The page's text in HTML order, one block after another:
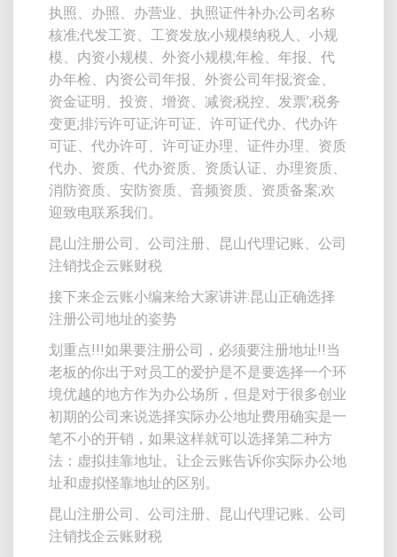
执照、办照、办营业、执照证件补办;公司名称
核准;代发工资、工资发放;小规模纳税人、小规
模、内资小规模、外资小规模;年检、年报、代
办年检、内资公司年报、外资公司年报;资金、
资金证明、投资、增资、减资;税控、发票’;税务
变更;排污许可证;许可证、许可证代办、代办许
可证、代办许可、许可证办理、证件办理、资质
代办、资质、代办资质、资质认证、办理资质、
消防资质、安防资质、音频资质、资质备案;欢
迎致电联系我们。
昆山注册公司、公司注册、昆山代理记账、公司
注销找企云账财税
接下来企云账小编来给大家讲讲:昆山正确选择
注册公司地址的姿势
划重点!!!如果要注册公司，必须要注册地址!!当
老板的你出于对员工的爱护是不是要选择一个环
境优越的地方作为办公场所，但是对于很多创业
初期的公司来说选择实际办公地址费用确实是一
笔不小的开销，如果这样就可以选择第二种方
法：虚拟挂靠地址。让企云账告诉你实际办公地
址和虚拟怪靠地址的区别。
昆山注册公司、公司注册、昆山代理记账、公司
注销找企云账财税